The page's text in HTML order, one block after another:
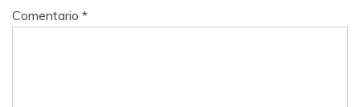
Comentario *